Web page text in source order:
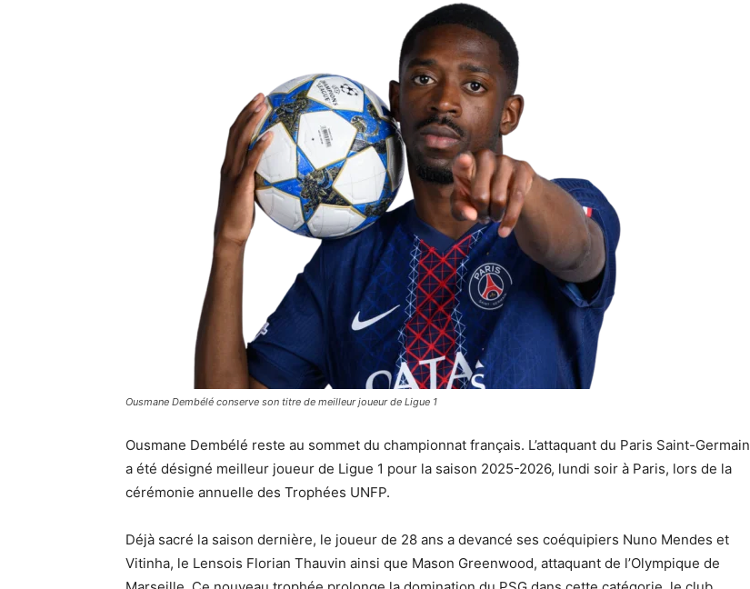
Ousmane Dembélé conserve son titre de meilleur joueur de Ligue 1
Ousmane Dembélé reste au sommet du championnat français. L’attaquant du Paris Saint-Germain
a été désigné meilleur joueur de Ligue 1 pour la saison 2025-2026, lundi soir à Paris, lors de la
cérémonie annuelle des Trophées UNFP.
Déjà sacré la saison dernière, le joueur de 28 ans a devancé ses coéquipiers Nuno Mendes et
Vitinha, le Lensois Florian Thauvin ainsi que Mason Greenwood, attaquant de l’Olympique de